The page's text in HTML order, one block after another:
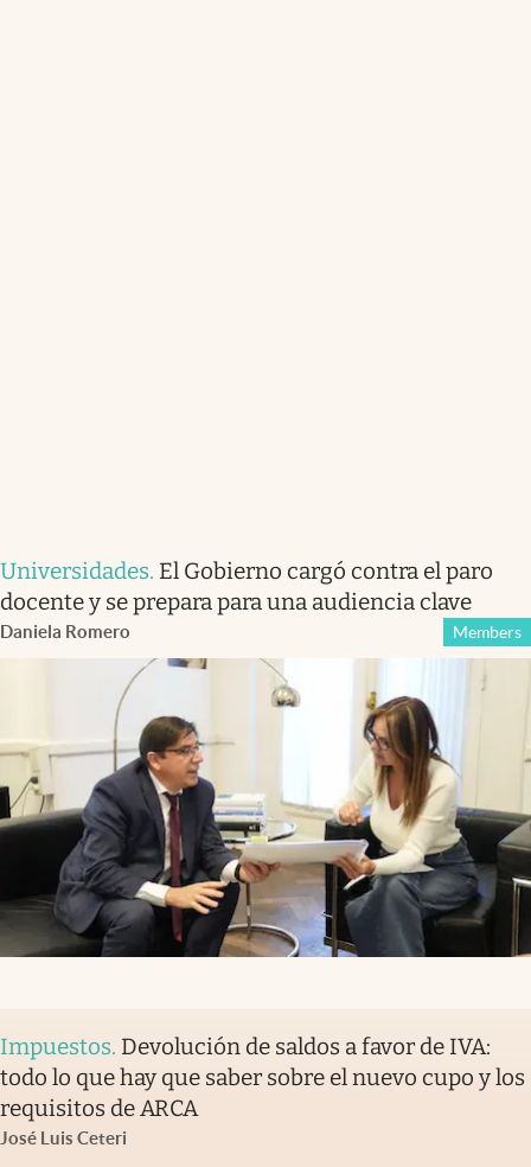
Universidades. El Gobierno cargó contra el paro
docente y se prepara para una audiencia clave
Daniela Romero Members
Impuestos. Devolución de saldos a favor de IVA:
todo lo que hay que saber sobre el nuevo cupo y los
requisitos de ARCA
José Luis Ceteri